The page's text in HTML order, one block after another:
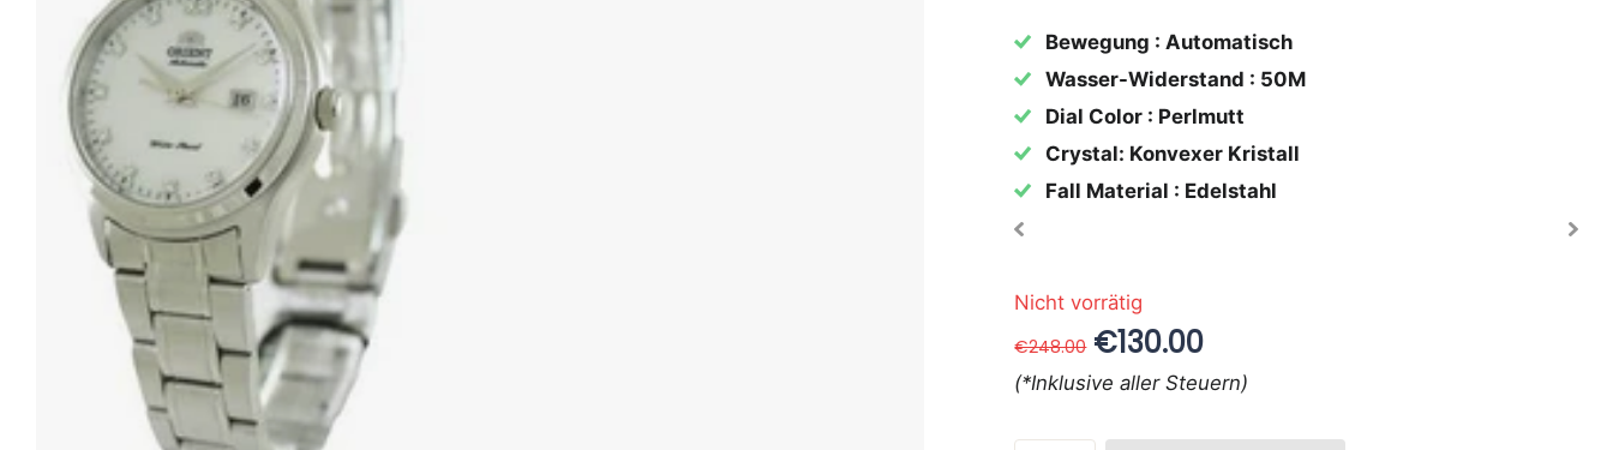
Bewegung : Automatisch
Wasser-Widerstand : 50M
Dial Color : Perlmutt
Crystal: Konvexer Kristall
Fall Material : Edelstahl
Nicht vorrätig
€248.00€130.00
(*Inklusive aller Steuern)